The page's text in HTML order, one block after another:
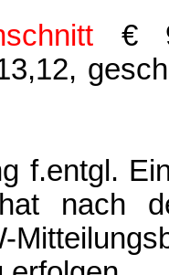
€
f.entgl.
nach